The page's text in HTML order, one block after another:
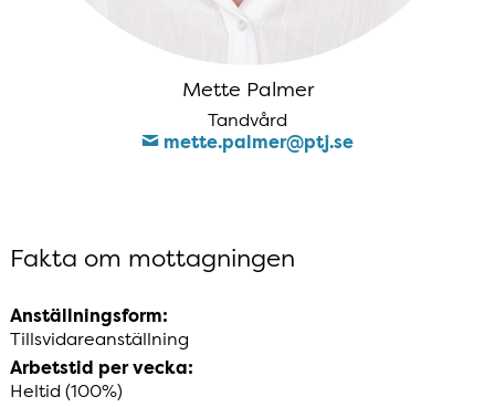
Mette Palmer
Tandvård
mette​.palmer​@ptj​.se
Fakta om mottagningen
Anställningsform:
Tillsvidareanställning
Arbetstid per vecka:
Heltid (100%)